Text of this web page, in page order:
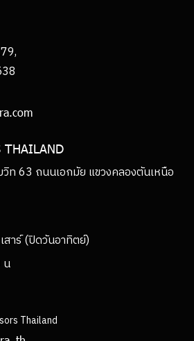
THAILAND
ท 63 ถนนเอกมัย แขวงคลองตันเหนือ
สาร์ (ปิดวันอาทิตย์)
น
Thailand